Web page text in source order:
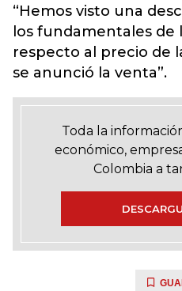
“Hemos visto una
los fundamentales de
respecto al precio de
se anunció la venta”.
Toda la
económico,
Colombia a